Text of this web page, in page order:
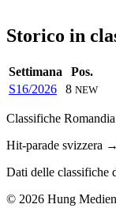
Storico in
Settimana
Pos.
S16/2026
8 NEW
Classifiche
Hit-parade svizzera →
Dati delle classifiche
© 2026 Hung Medien